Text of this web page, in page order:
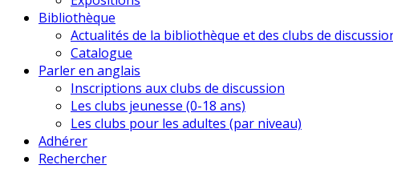
Bibliothèque
Actualités de la bibliothèque et des clubs de
Catalogue
Parler en anglais
Inscriptions aux clubs de discussion
Les clubs jeunesse (0-18 ans)
Les clubs pour les adultes (par niveau)
Adhérer
Rechercher